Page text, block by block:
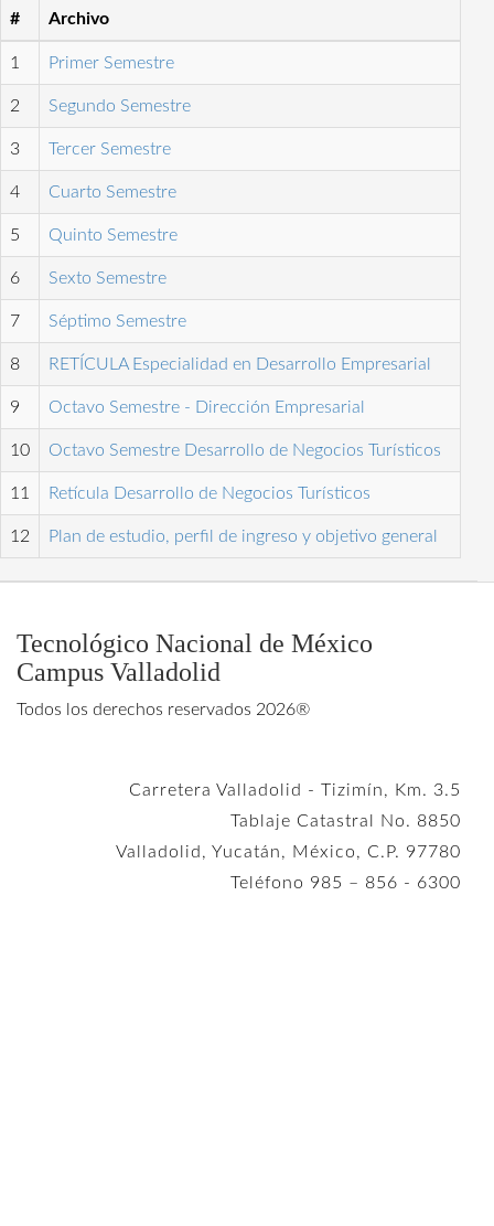
# Archivo
1 Primer Semestre
2 Segundo Semestre
3 Tercer Semestre
4 Cuarto Semestre
5 Quinto Semestre
6 Sexto Semestre
7 Séptimo Semestre
8 RETÍCULA Especialidad en Desarrollo Empresarial
9 Octavo Semestre - Dirección Empresarial
10 Octavo Semestre Desarrollo de Negocios Turísticos
11 Retícula Desarrollo de Negocios Turísticos
12 Plan de estudio, perfil de ingreso y objetivo general
Tecnológico Nacional de México
Campus Valladolid
Todos los derechos reservados 2026®
Carretera Valladolid - Tizimín, Km. 3.5
Tablaje Catastral No. 8850
Valladolid, Yucatán, México, C.P. 97780
Teléfono 985 – 856 - 6300